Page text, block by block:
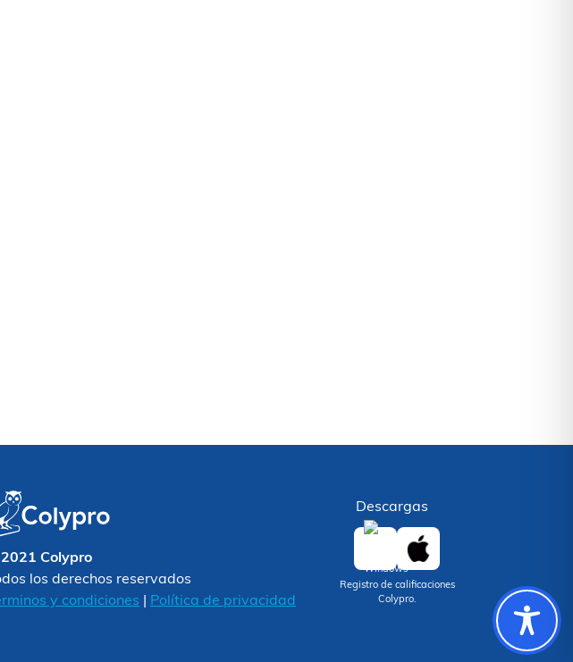
Colypro
los derechos reservados
y condiciones
Política de privacidad
Descargas
Registro de calificaciones
Colypro.